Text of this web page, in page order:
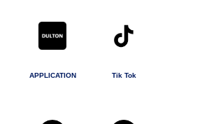
APPLICATION Tik Tok